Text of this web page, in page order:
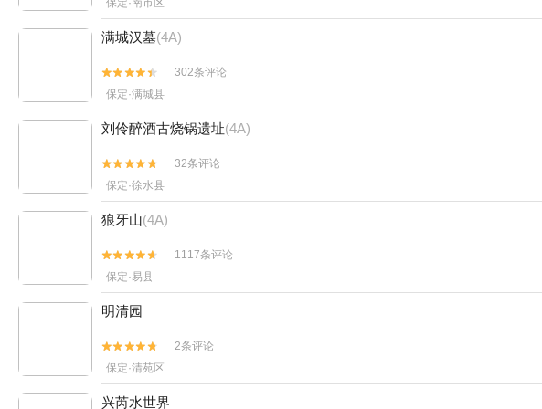
保定·南市区
满城汉墓(4A)


302条评论
保定·满城县
刘伶醉酒古烧锅遗址(4A)


32条评论
保定·徐水县
狼牙山(4A)


1117条评论
保定·易县
明清园


2条评论
保定·清苑区
兴芮水世界